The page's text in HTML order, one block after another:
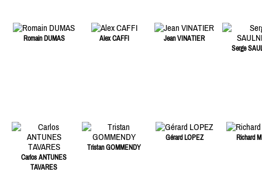
Romain DUMAS Alex CAFFI
Jean VINATIER
Serge
Carlos ANTUNES
TAVARES
Tristan GOMMENDY
Gérard LOPEZ Richard